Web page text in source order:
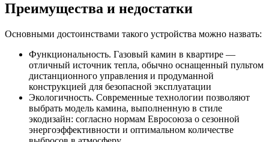
Преимущества и недостатки
Основными достоинствами такого устройства можно назвать:
Функциональность. Газовый камин в квартире —
отличный источник тепла, обычно оснащенный пультом
дистанционного управления и продуманной
конструкцией для безопасной эксплуатации
Экологичность. Современные технологии позволяют
выбрать модель камина, выполненную в стиле
экодизайн: согласно нормам Евросоюза о сезонной
энергоэффективности и оптимальном количестве